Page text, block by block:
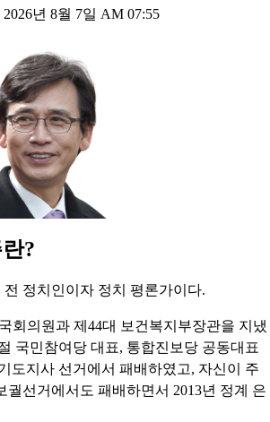
년 8월 7일 AM 07:55
?
정치인이자 정치 평론가이다.
회의원과 제44대 보건복지부장관을 지냈
국민참여당 대표, 통합진보당 공동대표
도지사 선거에서 패배하였고, 자신이 주
궐선거에서도 패배하면서 2013년 정계 은